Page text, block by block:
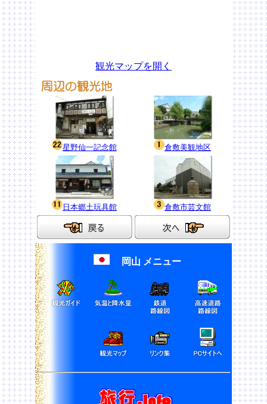
観光マップを開く
星野仙一記念館 倉敷美観地区
日本郷土玩具館 倉敷市芸文館